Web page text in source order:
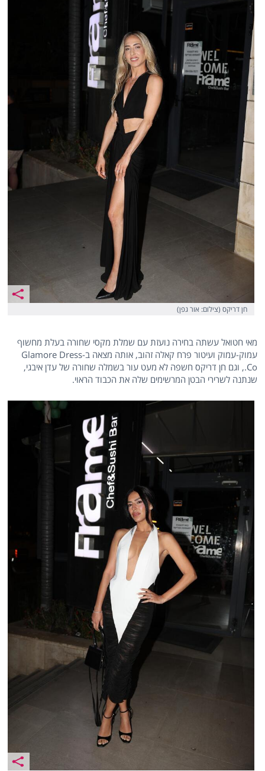
חן דריקס (צילום: אור גפן)
מאי חטואל עשתה בחירה נועזת עם שמלת מקסי שחורה בעלת מחשוף
עמוק-עמוק ועיטור פרח קאלה זהוב, אותה מצאה ב-Glamore Dress
Co., וגם חן דריקס חשפה לא מעט עור בשמלה שחורה של עדן איבגי,
שנתנה לשרירי הבטן המרשימים שלה את הכבוד הראוי.